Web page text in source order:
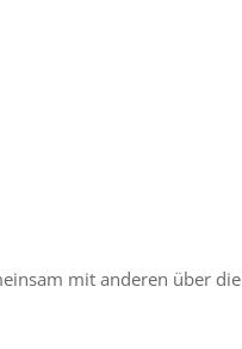
mit anderen über